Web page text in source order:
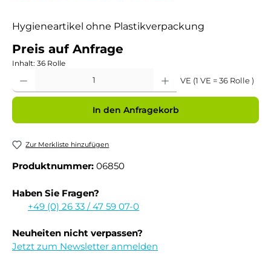
Hygieneartikel ohne Plastikverpackung
Preis auf Anfrage
Inhalt: 36 Rolle
VE (1 VE = 36 Rolle )
In den Anfragekorb
Zur Merkliste hinzufügen
Produktnummer: 06850
Haben Sie Fragen?
+49 (0) 26 33 / 47 59 07-0
Neuheiten nicht verpassen?
Jetzt zum Newsletter anmelden